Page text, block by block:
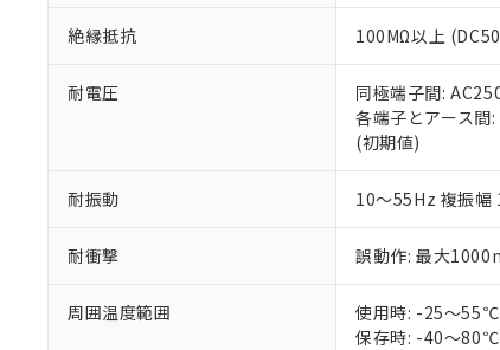
絶縁抵抗 100MΩ以上
耐電圧
同極端子間:
各端子とアース
(初期値)
耐振動 10～55Hz 複振
耐衝撃 誤動作: 最大
周囲温度範囲
使用時: -25～55℃
保存時: -40～80℃
さい。
※当社の
いる法人
下記の非含有
EU RoHS指令
51物質の非含
※本証明書は
また、RoHS
混在すること
既に当社に
り割愛してお